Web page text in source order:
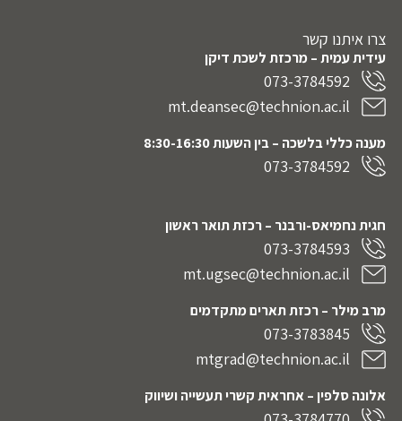
צרו איתנו קשר
עידית עמית – מרכזת לשכת דיקן
073-3784592
mt.deansec@technion.ac.il
מענה כללי בלשכה – בין השעות 8:30-16:30
073-3784592
חגית נחמיאס-ורבנר – רכזת תואר ראשון
073-3784593
mt.ugsec@technion.ac.il
מרב מילר – רכזת תארים מתקדמים
073-3783845
mtgrad@technion.ac.il
אלונה סלפין – אחראית קשרי תעשייה ושיווק